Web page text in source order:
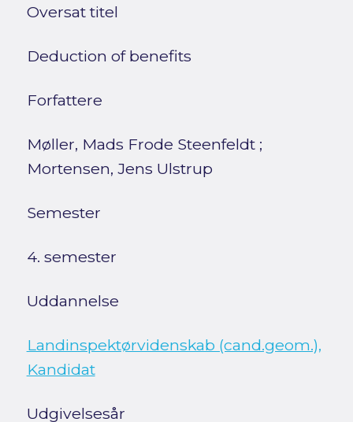
Oversat titel
Deduction of benefits
Forfattere
Møller, Mads Frode Steenfeldt;
Mortensen, Jens Ulstrup
Semester
4. semester
Uddannelse
Landinspektørvidenskab (cand.geom.),
Kandidat
Udgivelsesår